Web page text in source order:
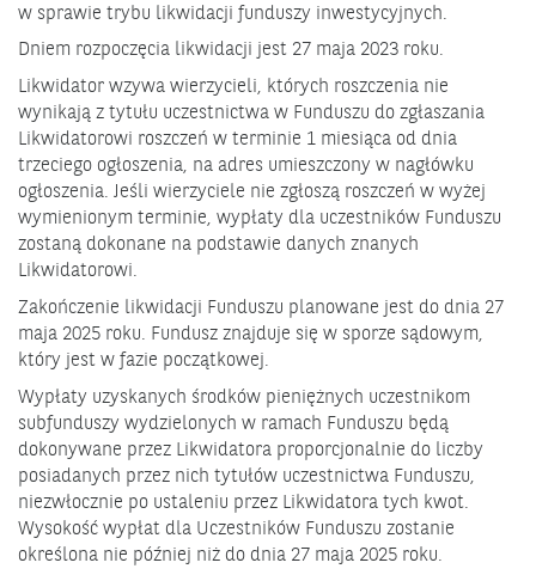
w sprawie trybu likwidacji funduszy inwestycyjnych.
Dniem rozpoczęcia likwidacji jest 27 maja 2023 roku.
Likwidator wzywa wierzycieli, których roszczenia nie
wynikają z tytułu uczestnictwa w Funduszu do zgłaszania
Likwidatorowi roszczeń w terminie 1 miesiąca od dnia
trzeciego ogłoszenia, na adres umieszczony w nagłówku
ogłoszenia. Jeśli wierzyciele nie zgłoszą roszczeń w wyżej
wymienionym terminie, wypłaty dla uczestników Funduszu
zostaną dokonane na podstawie danych znanych
Likwidatorowi.
Zakończenie likwidacji Funduszu planowane jest do dnia 27
maja 2025 roku. Fundusz znajduje się w sporze sądowym,
który jest w fazie początkowej.
Wypłaty uzyskanych środków pieniężnych uczestnikom
subfunduszy wydzielonych w ramach Funduszu będą
dokonywane przez Likwidatora proporcjonalnie do liczby
posiadanych przez nich tytułów uczestnictwa Funduszu,
niezwłocznie po ustaleniu przez Likwidatora tych kwot.
Wysokość wypłat dla Uczestników Funduszu zostanie
określona nie później niż do dnia 27 maja 2025 roku.